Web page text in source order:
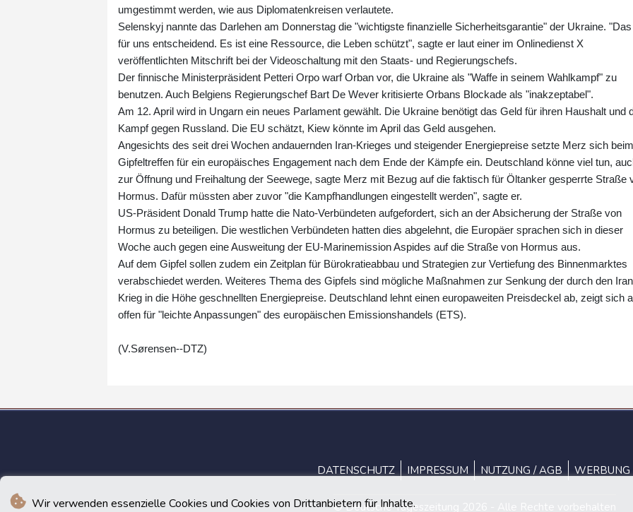
Wir verwenden essenzielle Cookies und Cookies von Drittanbietern für Inhalte.
umgestimmt werden, wie aus Diplomatenkreisen verlautete.
Selenskyj nannte das Darlehen am Donnerstag die "wichtigste finanzielle Sicherheitsgarantie" der Ukraine.
für uns entscheidend. Es ist eine Ressource, die Leben schützt", sagte er laut einer im Onlinedienst X
veröffentlichten Mitschrift bei der Videoschaltung mit den Staats- und Regierungschefs.
Der finnische Ministerpräsident Petteri Orpo warf Orban vor, die Ukraine als "Waffe in seinem Wahlkampf" zu
benutzen. Auch Belgiens Regierungschef Bart De Wever kritisierte Orbans Blockade als "inakzeptabel".
Am 12. April wird in Ungarn ein neues Parlament gewählt. Die Ukraine benötigt das Geld für ihren Haushalt und
Kampf gegen Russland. Die EU schätzt, Kiew könnte im April das Geld ausgehen.
Angesichts des seit drei Wochen andauernden Iran-Krieges und steigender Energiepreise setzte Merz sich beim
Gipfeltreffen für ein europäisches Engagement nach dem Ende der Kämpfe ein. Deutschland könne viel tun,
zur Öffnung und Freihaltung der Seewege, sagte Merz mit Bezug auf die faktisch für Öltanker gesperrte Straße
Hormus. Dafür müssten aber zuvor "die Kampfhandlungen eingestellt werden", sagte er.
US-Präsident Donald Trump hatte die Nato-Verbündeten aufgefordert, sich an der Absicherung der Straße von
Hormus zu beteiligen. Die westlichen Verbündeten hatten dies abgelehnt, die Europäer sprachen sich in dieser
Woche auch gegen eine Ausweitung der EU-Marinemission Aspides auf die Straße von Hormus aus.
Auf dem Gipfel sollen zudem ein Zeitplan für Bürokratieabbau und Strategien zur Vertiefung des Binnenmarktes
verabschiedet werden. Weiteres Thema des Gipfels sind mögliche Maßnahmen zur Senkung der durch den
Krieg in die Höhe geschnellten Energiepreise. Deutschland lehnt einen europaweiten Preisdeckel ab, zeigt sich
offen für "leichte Anpassungen" des europäischen Emissionshandels (ETS).
(V.Sørensen--DTZ)
DATENSCHUTZ IMPRESSUM NUTZUNG / AGB WERBUNG
© Deutsche Tageszeitung 2026 - Alle Rechte vorbehalten